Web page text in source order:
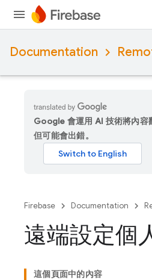
Documentation
Google 會運用 AI 技術將內容
但可能會出錯。
Firebase Documentation
遠端設定個
這個頁面中的內容